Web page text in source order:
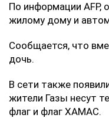
По информации AFP,
жилому дому и
Сообщается, что
дочь.
В сети также
жители Газы несут
флаг и флаг ХАМАС.